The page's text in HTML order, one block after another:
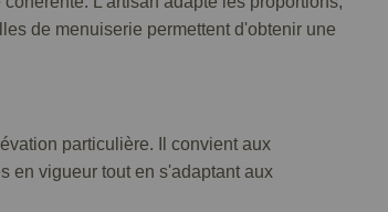
de menuiserie permettent d'obtenir une
particulière. Il convient aux
en vigueur tout en s'adaptant aux